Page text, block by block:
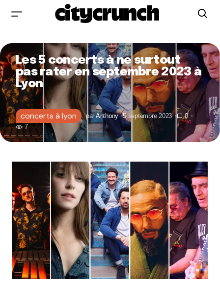
Les 5 concerts à ne surtout
pas rater en septembre 2023 à
Lyon
concerts à lyon parAnthony 5 septembre 2023
0
7